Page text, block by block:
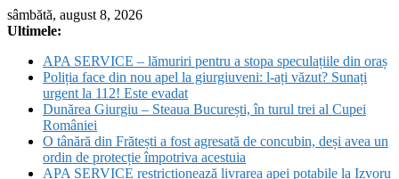
Skip
to
sâmbătă, august 8, 2026
Ultimele:
APA SERVICE – lămuriri pentru a stopa speculațiile din oraș
Poliția face din nou apel la giurgiuveni: l-ați văzut? Sunați
urgent la 112! Este evadat
Dunărea Giurgiu – Steaua București, în turul trei al Cupei
României
O tânără din Frătești a fost agresată de concubin, deși avea un
ordin de protecție împotriva acestuia
APA SERVICE restricționează livrarea apei potabile la Izvoru